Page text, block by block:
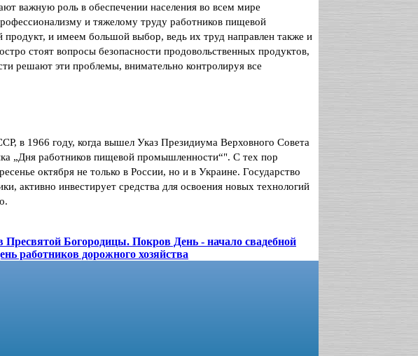
важную роль в обеспечении населения во всем мире
и тяжелому труду работников пищевой
и имеем большой выбор, ведь их труд направлен также и
стоят вопросы безопасности продовольственных продуктов,
решают эти проблемы, внимательно контролируя все
в 1966 году, когда вышел Указ Президиума Верховного Совета
„Дня работников пищевой промышленности“". С тех пор
октября не только в России, но и в Украине. Государство
активно инвестирует средства для освоения новых технологий
Пресвятой Богородицы. Покров День - начало свадебной
работников дорожного хозяйства